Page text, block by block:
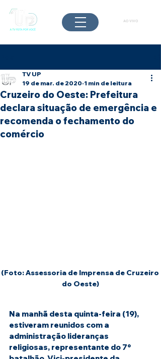
AO VIVO
Cruzeiro do Oeste: Prefeitura
declara situação de emergência e
recomenda o fechamento do
comércio
TV UP
19 de mar. de 2020 1 min de leitura
(Foto: Assessoria de Imprensa de Cruzeiro
do Oeste)
Na manhã desta quinta-feira (19),
estiveram reunidos com a
administração lideranças
religiosas, representante do 7°